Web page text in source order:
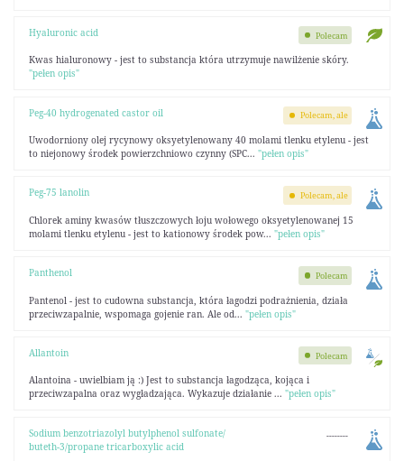
Hyaluronic acid
Kwas hialuronowy - jest to substancja która utrzymuje nawilżenie skóry.
"pełen opis"
Polecam
Peg-40 hydrogenated castor oil
Uwodorniony olej rycynowy oksyetylenowany 40 molami tlenku etylenu - jest
to niejonowy środek powierzchniowo czynny (SPC... "pełen opis"
Polecam, ale
Peg-75 lanolin
Chlorek aminy kwasów tłuszczowych łoju wołowego oksyetylenowanej 15
molami tlenku etylenu - jest to kationowy środek pow... "pełen opis"
Polecam, ale
Panthenol
Pantenol - jest to cudowna substancja, która łagodzi podrażnienia, działa
przeciwzapalnie, wspomaga gojenie ran. Ale od... "pełen opis"
Polecam
Allantoin
Alantoina - uwielbiam ją :) Jest to substancja łagodząca, kojąca i
przeciwzapalna oraz wygładzająca. Wykazuje działanie ... "pełen opis"
Polecam
Sodium benzotriazolyl butylphenol sulfonate/
buteth-3/propane tricarboxylic acid
--------